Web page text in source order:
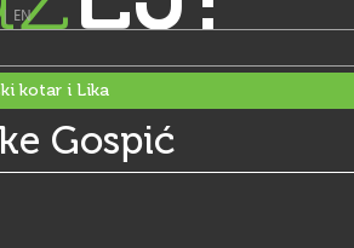
EN
kotar i Lika
Gospić